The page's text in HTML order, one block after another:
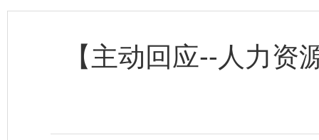
【主动回应--人力